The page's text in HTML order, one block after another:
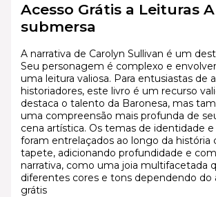
Acesso Grátis a Leituras
submersa
A narrativa de Carolyn Sullivan é um
Seu personagem é complexo e
uma leitura valiosa. Para entusiastas de
historiadores, este livro é um recurso
destaca o talento da Baronesa, mas
uma compreensão mais profunda de
cena artística. Os temas de identidade
foram entrelaçados ao longo da história
tapete, adicionando profundidade e
narrativa, como uma joia multifacetada
diferentes cores e tons dependendo do
grátis